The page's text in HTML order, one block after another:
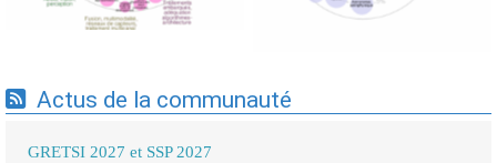
Actus de la communauté
GRETSI 2027 et SSP 2027